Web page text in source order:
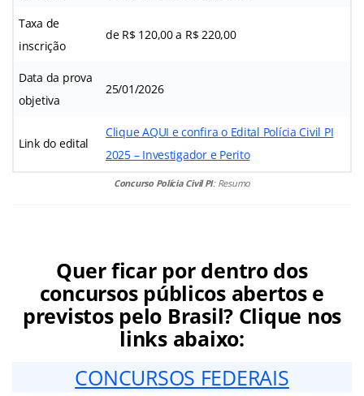
Taxa de
inscrição
de R$ 120,00 a R$ 220,00
Data da prova
objetiva
25/01/2026
Link do edital
Clique AQUI e confira o Edital Polícia Civil PI
2025 – Investigador e Perito
Concurso Polícia Civil PI: Resumo
Quer ficar por dentro dos
concursos públicos abertos e
previstos pelo Brasil? Clique nos
links abaixo:
CONCURSOS FEDERAIS